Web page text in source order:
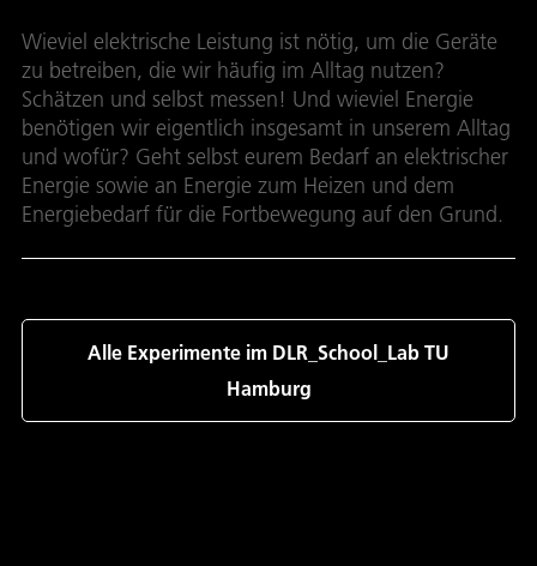
Wieviel elektrische Leistung ist nötig, um die Geräte
zu betreiben, die wir häufig im Alltag nutzen?
Schätzen und selbst messen! Und wieviel Energie
benötigen wir eigentlich insgesamt in unserem Alltag
und wofür? Geht selbst eurem Bedarf an elektrischer
Energie sowie an Energie zum Heizen und dem
Energiebedarf für die Fortbewegung auf den Grund.
Alle Experimente im DLR_School_Lab TU
Hamburg